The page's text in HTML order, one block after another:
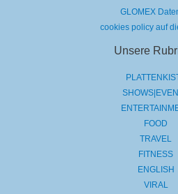
GLOMEX
cookies policy auf
Unsere
FOOD
TRAVEL
FITNESS
ENGLISH
VIRAL